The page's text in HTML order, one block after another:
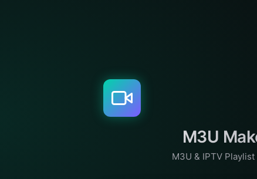
M3U
M3U & IPTV